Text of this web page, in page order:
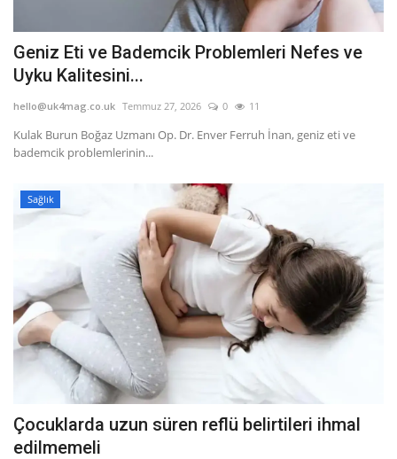
Geniz Eti ve Bademcik Problemleri Nefes ve
Uyku Kalitesini...
hello@uk4mag.co.uk Temmuz 27, 2026 0 11
Kulak Burun Boğaz Uzmanı Op. Dr. Enver Ferruh İnan, geniz eti ve
bademcik problemlerinin...
Sağlık
Çocuklarda uzun süren reflü belirtileri ihmal
edilmemeli